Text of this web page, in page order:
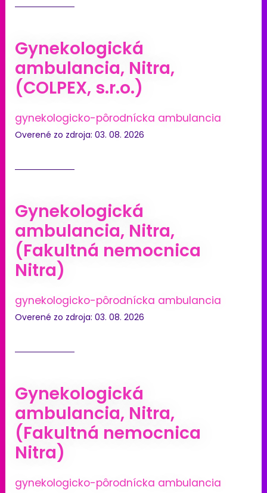
Gynekologická
ambulancia, Nitra,
(COLPEX, s.r.o.)
gynekologicko-pôrodnícka ambulancia
Overené zo zdroja: 03. 08. 2026
Gynekologická
ambulancia, Nitra,
(Fakultná nemocnica
Nitra)
gynekologicko-pôrodnícka ambulancia
Overené zo zdroja: 03. 08. 2026
Gynekologická
ambulancia, Nitra,
(Fakultná nemocnica
Nitra)
gynekologicko-pôrodnícka ambulancia